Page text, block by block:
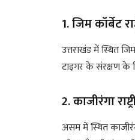
1. जिम कॉर्बेट
उत्तराखंड में स्थित
टाइगर के संरक्षण के
2. काजीरंगा
असम में स्थित